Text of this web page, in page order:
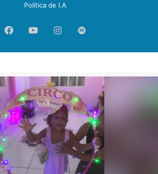
Política de I.A
FacebookYouTubeInstagram
Spotify